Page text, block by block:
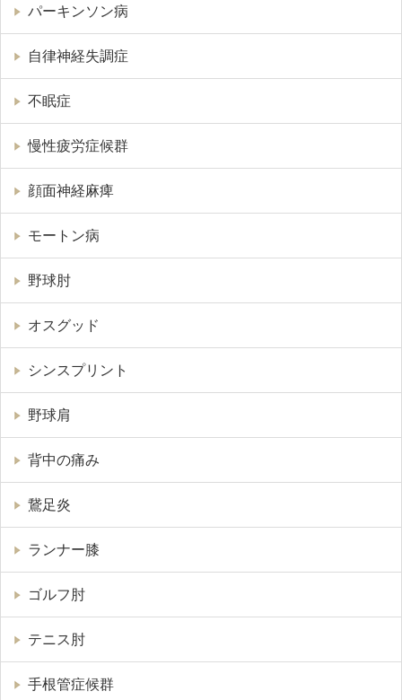
パーキンソン病
自律神経失調症
不眠症
慢性疲労症候群
顔面神経麻痺
モートン病
野球肘
オスグッド
シンスプリント
野球肩
背中の痛み
鵞足炎
ランナー膝
ゴルフ肘
テニス肘
手根管症候群